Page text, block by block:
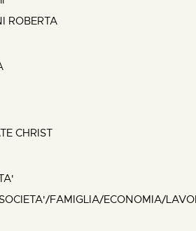
ROBERTA
CHRIST
FAMIGLIA/ECONOMIA/